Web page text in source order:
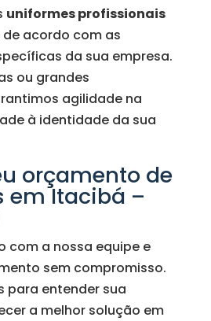
uniformes profissionais
de acordo com as
da sua empresa.
ou grandes
agilidade na
à identidade da sua
orçamento de
em Itacibá –
com a nossa equipe e
sem compromisso.
para entender sua
a melhor solução em